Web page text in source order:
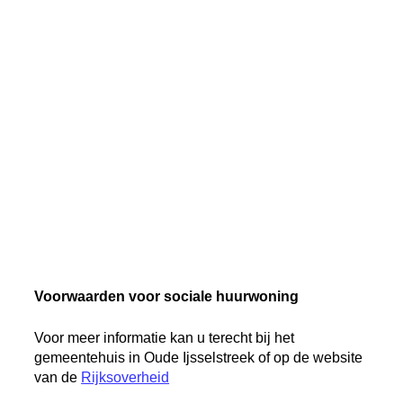
Voorwaarden voor sociale huurwoning
Voor meer informatie kan u terecht bij het
gemeentehuis in Oude Ijsselstreek of op de website
van de Rijksoverheid